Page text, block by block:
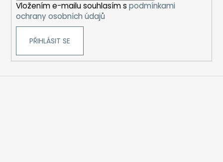
Vložením e-mailu souhlasím s podmínkami
ochrany osobních údajů
PŘIHLÁSIT SE